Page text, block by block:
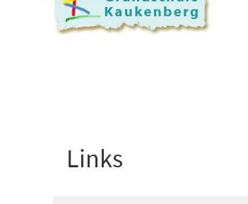
Links